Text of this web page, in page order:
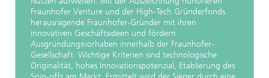
Fraunhofer Venture und der High-Tech Gründerfonds
herausragende Fraunhofer-Gründer mit ihren
innovativen Geschäftsideen und fördern
Ausgründungsvorhaben innerhalb der Fraunhofer-
Gesellschaft. Wichtige Kriterien sind technologische
Originalität, hohes Innovationspotenzial, Etablierung des